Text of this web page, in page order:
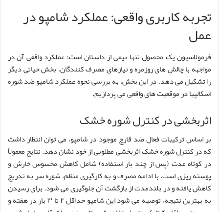
تجربه کاربری واقعی: عملکرد شامپو در
عمل
فرمولاسیون یک محصول تنها نیمی از داستان است؛ عملکرد واقعی آن در
مواجهه با چالش های روزمره و نیازهای مصرف کنندگان، بخش حیاتی دیگر
را تشکیل می دهد. در این بخش، به بررسی نحوه عملکرد شامپو ضد شوره
اسکالپیا در موقعیت های واقعی می پردازیم.
اثربخشی در کنترل شوره خشک
بر اساس ترکیبات فعال ضد قارچ موجود در شامپو، می توان انتظار داشت
که در کنترل شوره خشک اثربخشی مطلوبی از خود نشان دهد. نتایج معمولاً
در کوتاه مدت (پس از چند بار استفاده) شامل کاهش محسوس خارش و
پوسته ریزی است. با ادامه مصرف و به کارگیری منظم، شوره سر به تدریج
کاهش یافته و در بلندمدت از بازگشت آن جلوگیری می شود. برای رسیدن
به بهترین نتیجه، توصیه می شود این شامپو حداقل ۲ تا ۳ بار در هفته و